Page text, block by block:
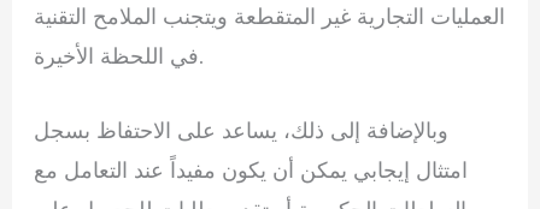
العمليات التجارية غير المتقطعة ويتجنب الملامح التقنية
في اللحظة الأخيرة.
وبالإضافة إلى ذلك، يساعد على الاحتفاظ بسجل
امتثال إيجابي يمكن أن يكون مفيداً عند التعامل مع